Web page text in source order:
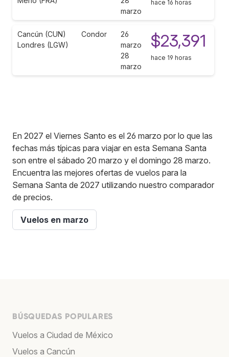
marzo
hace 16 horas
Cancún (CUN)
Londres (LGW)
Condor
26
marzo
28
marzo
$23,391
hace 19 horas
En 2027 el Viernes Santo es el 26 marzo por lo que las
fechas más típicas para viajar en esta Semana Santa
son entre el sábado 20 marzo y el domingo 28 marzo.
Encuentra las mejores ofertas de vuelos para la
Semana Santa de 2027 utilizando nuestro comparador
de precios.
Vuelos en marzo
BÚSQUEDAS POPULARES
Vuelos a Ciudad de México
Vuelos a Cancún